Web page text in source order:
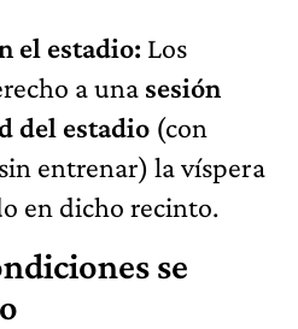
el estadio: Los
a una sesión
del estadio (con
entrenar) la víspera
en dicho recinto.
se